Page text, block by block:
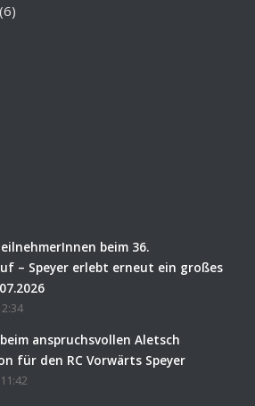
(6)
beim 36.
– Speyer erlebt erneut ein großes
anspruchsvollen Aletsch
für den RC Vorwärts Speyer